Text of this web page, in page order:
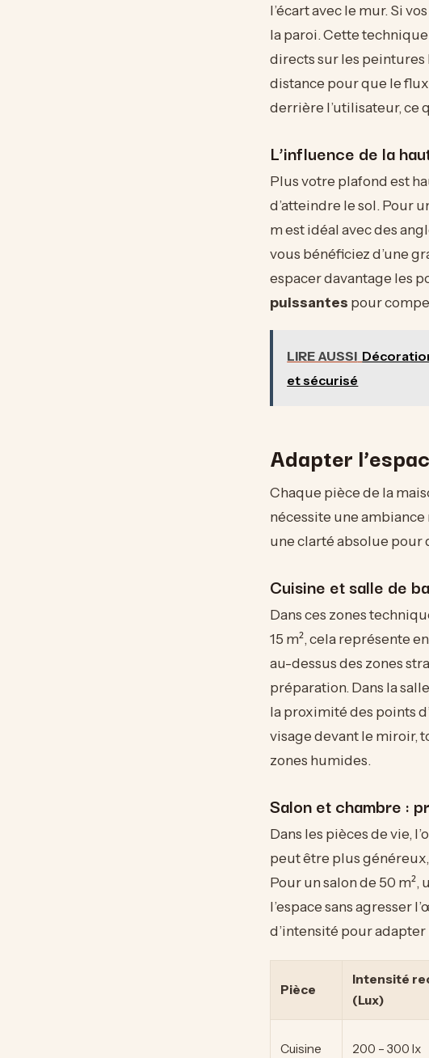
l’écart avec le mur. Si
la paroi. Cette
directs sur les peintures
distance pour que le
derrière l’utilisateur, ce
L’influence de la
Plus votre plafond est
d’atteindre le sol. Pour
m est idéal avec des
vous bénéficiez d’une
espacer davantage les
puissantes pour
LIRE AUSSI
et sécurisé
Adapter
Chaque pièce de la
nécessite une
une clarté absolue pour
Cuisine et salle de
Dans ces zones
15 m², cela représente
au-dessus des zones
préparation. Dans la
la proximité des points
visage devant le miroir,
zones humides.
Salon et chambre :
Dans les pièces de vie,
peut être plus
Pour un salon de 50
l’espace sans agresser
d’intensité pour
Pièce
Intensité
(Lux)
Cuisine 200 – 300 lx